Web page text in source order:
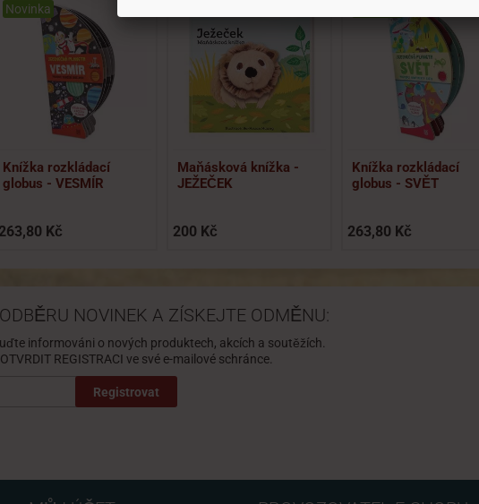
Novinka
Knížka rozkládací
globus - VESMÍR
263,80 Kč
Maňásková knížka -
JEŽEČEK
200 Kč
Knížka rozkládací
globus - SVĚT
263,80 Kč
NOVINEK A ZÍSKEJTE ODMĚNU:
informováni o nových produktech, akcích a soutěžích.
REGISTRACI ve své e-mailové schránce.
Registrovat